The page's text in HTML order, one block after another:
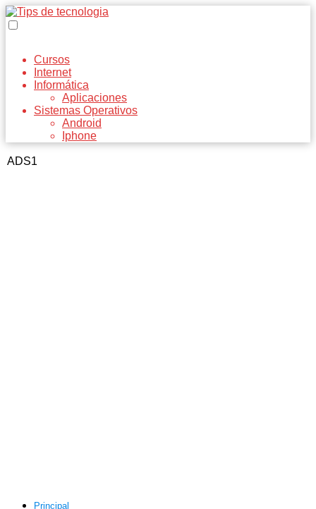
Cursos
Internet
Informática
Aplicaciones
Sistemas Operativos
Android
Iphone
ADS1
Principal